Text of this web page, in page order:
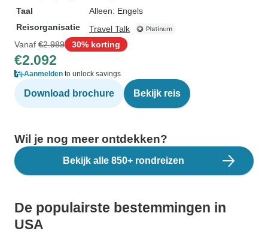
Taal
Alleen: Engels
Reisorganisatie
Travel Talk
Vanaf €2.989 30% korting
€2.092
Aanmelden to unlock savings
Download brochure Bekijk reis
Wil je nog meer ontdekken?
Bekijk alle 850+ rondreizen
De populairste bestemmingen in
USA